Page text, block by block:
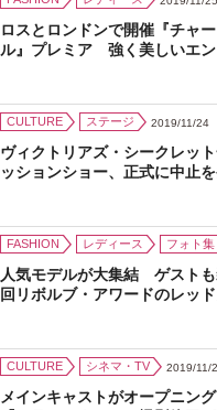
ロスとロンドンで開催『チャ
ル』プレミア 強く美しいエ
CULTURE ステージ 2019/11/24
ヴィクトリアズ・シークレッ
ッションショー、正式に中止
FASHION レディース フォト集
人気モデルが大集結 ゲスト
回リボルブ・アワードのレッ
CULTURE シネマ・TV 2019/11/
メインキャストがオープニン